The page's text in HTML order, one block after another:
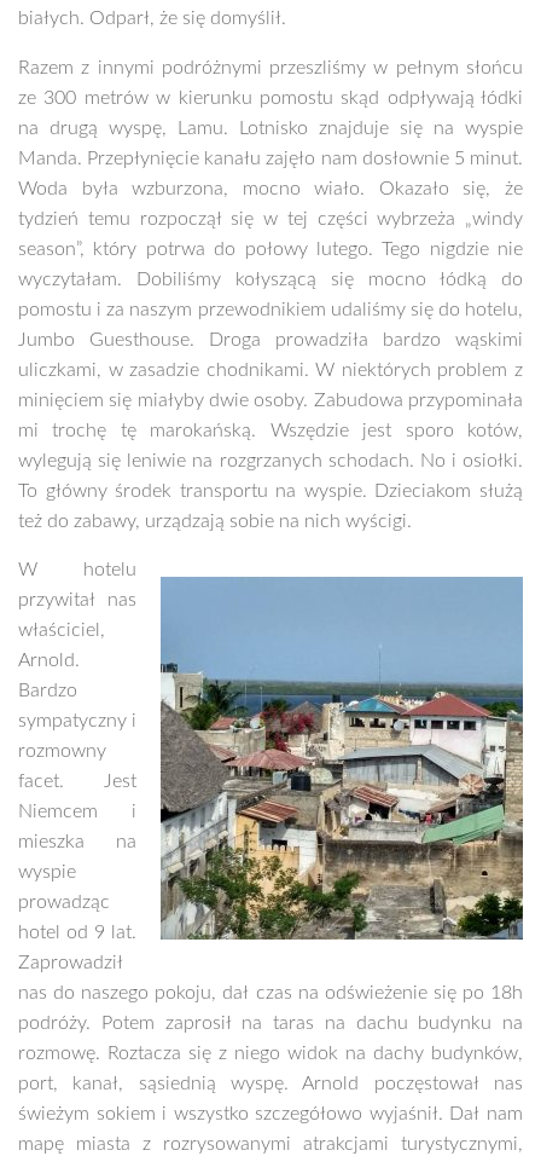
białych. Odparł, że się domyślił.
Razem z innymi podróżnymi przeszliśmy w pełnym słońcu
ze 300 metrów w kierunku pomostu skąd odpływają łódki
na drugą wyspę, Lamu. Lotnisko znajduje się na wyspie
Manda. Przepłynięcie kanału zajęło nam dosłownie 5 minut.
Woda była wzburzona, mocno wiało. Okazało się, że
tydzień temu rozpoczął się w tej części wybrzeża „windy
season”, który potrwa do połowy lutego. Tego nigdzie nie
wyczytałam. Dobiliśmy kołyszącą się mocno łódką do
pomostu i za naszym przewodnikiem udaliśmy się do hotelu,
Jumbo Guesthouse. Droga prowadziła bardzo wąskimi
uliczkami, w zasadzie chodnikami. W niektórych problem z
minięciem się miałyby dwie osoby. Zabudowa przypominała
mi trochę tę marokańską. Wszędzie jest sporo kotów,
wylegują się leniwie na rozgrzanych schodach. No i osiołki.
To główny środek transportu na wyspie. Dzieciakom służą
też do zabawy, urządzają sobie na nich wyścigi.
W hotelu
przywitał nas
właściciel,
Arnold.
Bardzo
sympatyczny i
rozmowny
facet. Jest
Niemcem i
mieszka na
wyspie
prowadząc
hotel od 9 lat.
Zaprowadził
nas do naszego pokoju, dał czas na odświeżenie się po 18h
podróży. Potem zaprosił na taras na dachu budynku na
rozmowę. Roztacza się z niego widok na dachy budynków,
port, kanał, sąsiednią wyspę. Arnold poczęstował nas
świeżym sokiem i wszystko szczegółowo wyjaśnił. Dał nam
mapę miasta z rozrysowanymi atrakcjami turystycznymi,